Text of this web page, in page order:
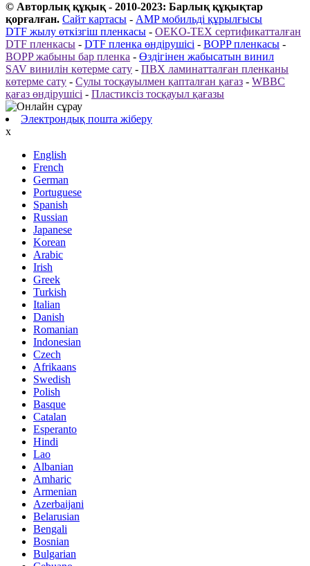
© Авторлық құқық - 2010-2023: Барлық құқықтар
қорғалған. Сайт картасы - AMP мобильді құрылғысы
DTF жылу өткізгіш пленкасы - OEKO-TEX сертификатталған
DTF пленкасы - DTF пленка өндірушісі - BOPP пленкасы -
BOPP жабыны бар пленка - Өздігінен жабысатын винил
SAV винилін көтерме сату - ПВХ ламинатталған пленканы
көтерме сату - Сулы тосқауылмен қапталған қағаз - WBBC
қағаз өндірушісі - Пластиксіз тосқауыл қағазы
Электрондық пошта жіберу
x
English
French
German
Portuguese
Spanish
Russian
Japanese
Korean
Arabic
Irish
Greek
Turkish
Italian
Danish
Romanian
Indonesian
Czech
Afrikaans
Swedish
Polish
Basque
Catalan
Esperanto
Hindi
Lao
Albanian
Amharic
Armenian
Azerbaijani
Belarusian
Bengali
Bosnian
Bulgarian